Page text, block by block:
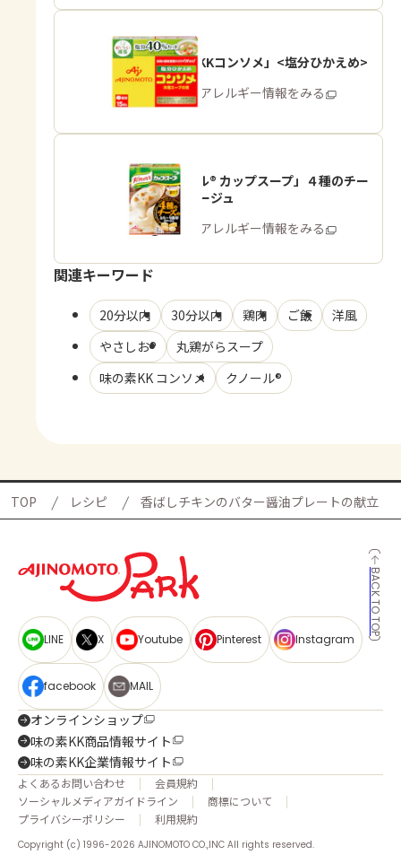
「味の素KKコンソメ」<塩分ひかえめ>
商品・アレルギー情報をみる
「クノール® カップスープ」４種のチー
ズのポタージュ
商品・アレルギー情報をみる
関連キーワード
20分以内 30分以内 鶏肉 ご飯
洋風
やさしお®
丸鶏がらスープ
味の素KK コンソメ
クノール®
TOP レシピ 香ばしチキンのバター醤油プレートの献立
BACK TO TOP
LINE X Youtube Pinterest Instagram
facebook MAIL
オンラインショップ
味の素KK商品情報サイト
味の素KK企業情報サイト
よくあるお問い合わせ
会員規約
ソーシャルメディアガイドライン
商標について
プライバシーポリシー
利用規約
Copyright (c) 1996-2026 AJINOMOTO CO.,INC All rights reserved.